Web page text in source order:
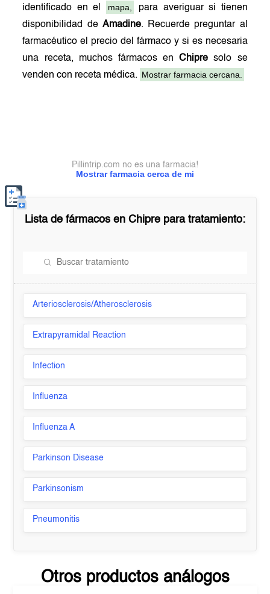
identificado en el mapa,
para averiguar si tienen
disponibilidad de Amadine. Recuerde preguntar al
farmacéutico el precio del fármaco y si es necesaria
una receta, muchos fármacos enChipre solo se
venden con receta médica. Mostrar farmacia cercana.
Mostrar farmacia cerca de mi
Pillintrip.com no es una farmacia!
Lista de fármacos en Chipre para tratamiento:
Arteriosclerosis/Atherosclerosis
Extrapyramidal Reaction
Infection
Influenza
Influenza A
Parkinson Disease
Parkinsonism
Pneumonitis
Otros productos análogos